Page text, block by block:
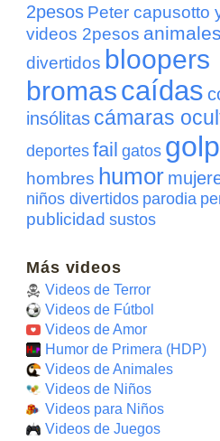
2pesos Peter capusotto
videos 2pesos animales
divertidos bloopers
bromascaídas
insólitas cámaras
deportes fail gatos
hombres humor
niños divertidos parodia
publicidad sustos
Más videos
Videos de Terror
Videos de Fútbol
Videos de Amor
Humor de Primera (HDP)
Videos de Animales
Videos de Niños
Videos para Niños
Videos de Juegos